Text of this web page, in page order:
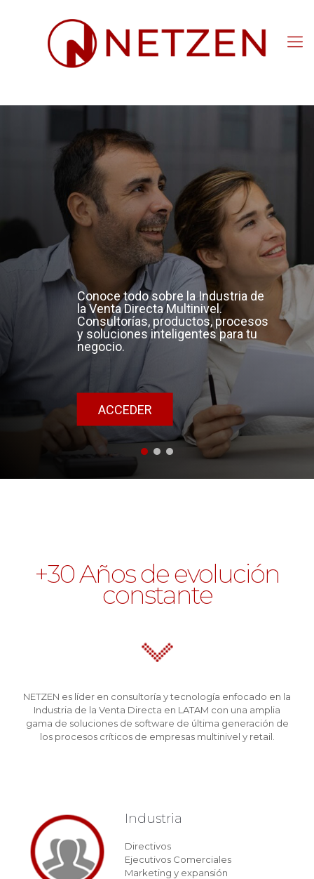
todo
sobre la
Industria
Venta
productos,
procesos
y
soluciones
inteligentes
para tu
negocio.
ACCEDER
Conoce todo sobre la Industria de
la Venta Directa Multinivel.
Consultorías, productos, procesos
y soluciones inteligentes para tu
negocio.
ACCEDER
+30 Años de evolución
constante
NETZEN es líder en consultoría y tecnología enfocado en la
Industria de la Venta Directa en LATAM con una amplia
gama de soluciones de software de última generación de
los procesos críticos de empresas multinivel y retail.
Industria
Directivos
Ejecutivos Comerciales
Marketing y expansión